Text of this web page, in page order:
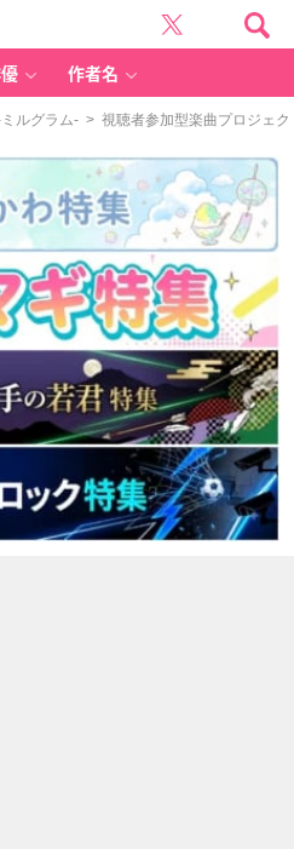
作者名
ルグラム- > 視聴者参加型楽曲プロジェ